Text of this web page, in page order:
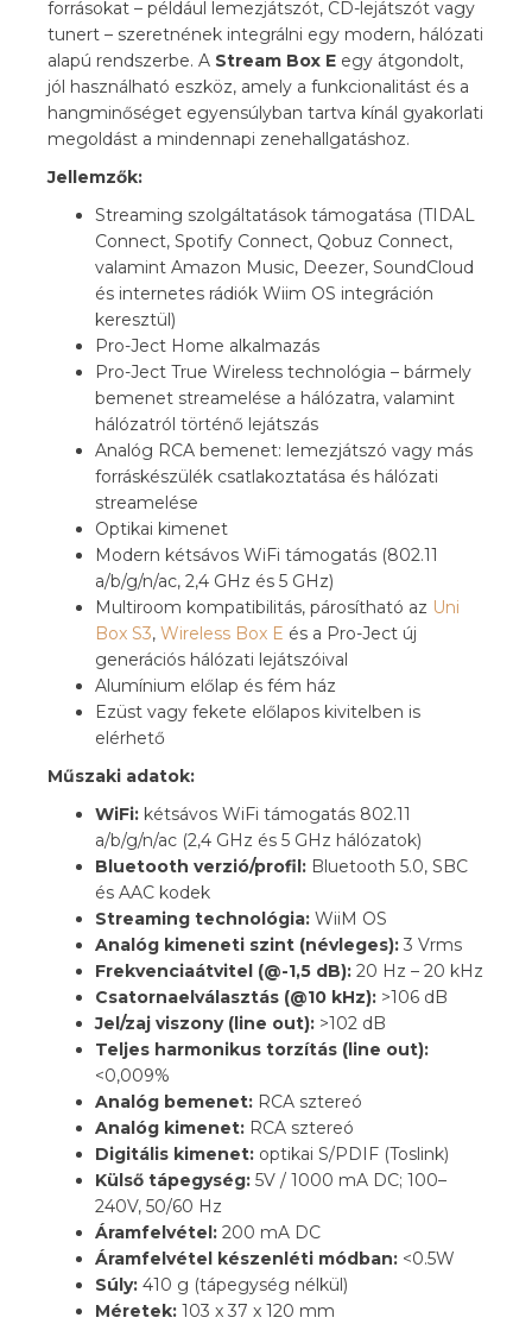
forrásokat – például lemezjátszót, CD-lejátszót vagy
tunert – szeretnének integrálni egy modern, hálózati
alapú rendszerbe. A Stream Box E egy átgondolt,
jól használható eszköz, amely a funkcionalitást és a
hangminőséget egyensúlyban tartva kínál gyakorlati
megoldást a mindennapi zenehallgatáshoz.
Jellemzők:
Streaming szolgáltatások támogatása (TIDAL
Connect, Spotify Connect, Qobuz Connect,
valamint Amazon Music, Deezer, SoundCloud
és internetes rádiók Wiim OS integráción
keresztül)
Pro-Ject Home alkalmazás
Pro-Ject True Wireless technológia – bármely
bemenet streamelése a hálózatra, valamint
hálózatról történő lejátszás
Analóg RCA bemenet: lemezjátszó vagy más
forráskészülék csatlakoztatása és hálózati
streamelése
Optikai kimenet
Modern kétsávos WiFi támogatás (802.11
a/b/g/n/ac, 2,4 GHz és 5 GHz)
Multiroom kompatibilitás, párosítható az Uni
Box S3, Wireless Box E és a Pro-Ject új
generációs hálózati lejátszóival
Alumínium előlap és fém ház
Ezüst vagy fekete előlapos kivitelben is
elérhető
Műszaki adatok:
WiFi: kétsávos WiFi támogatás 802.11
a/b/g/n/ac (2,4 GHz és 5 GHz hálózatok)
Bluetooth verzió/profil: Bluetooth 5.0, SBC
és AAC kodek
Streaming technológia: WiiM OS
Analóg kimeneti szint (névleges): 3 Vrms
Frekvenciaátvitel (@-1,5 dB): 20 Hz – 20 kHz
Csatornaelválasztás (@10 kHz): >106 dB
Jel/zaj viszony (line out): >102 dB
Teljes harmonikus torzítás (line out):
<0,009%
Analóg bemenet: RCA sztereó
Analóg kimenet: RCA sztereó
Digitális kimenet: optikai S/PDIF (Toslink)
Külső tápegység: 5V / 1000 mA DC; 100–
240V, 50/60 Hz
Áramfelvétel: 200 mA DC
Áramfelvétel készenléti módban: <0.5W
Súly: 410 g (tápegység nélkül)
Méretek: 103 x 37 x 120 mm